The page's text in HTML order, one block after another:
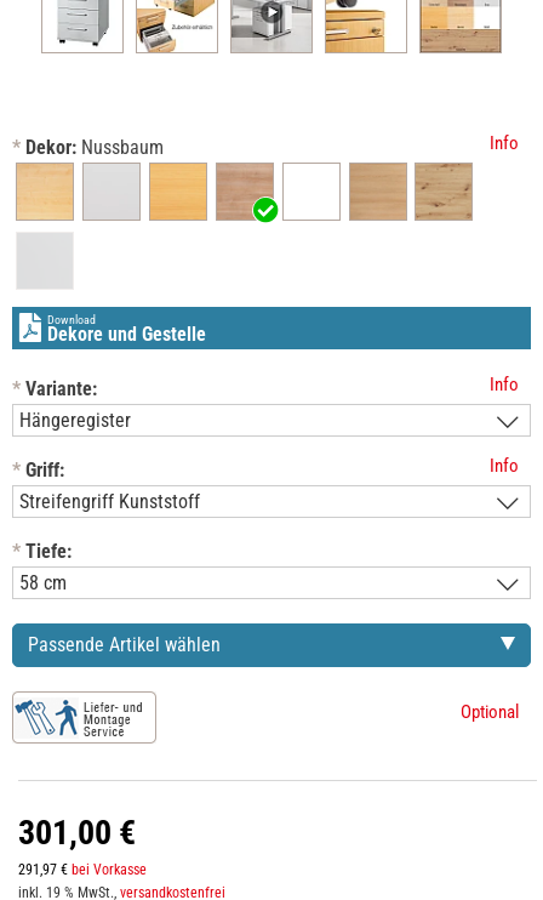
* Dekor: Nussbaum Info
Download
Dekore und Gestelle
* Variante: Info
* Griff: Info
* Tiefe:
Passende Artikel wählen
Optional
301,00 €
291,97 € bei Vorkasse
inkl. 19 % MwSt., versandkostenfrei